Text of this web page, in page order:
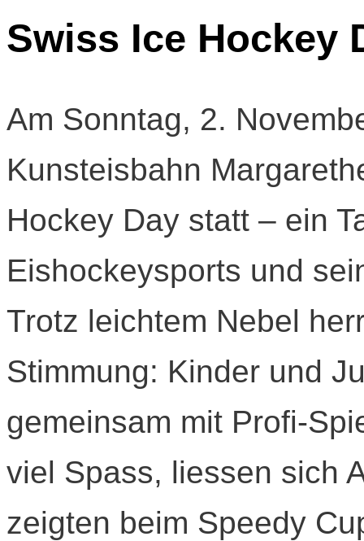
Swiss Ice Hockey
Am Sonntag, 2.
Kunsteisbahn
Hockey Day statt – ein
Eishockeysports und
Trotz leichtem Nebel
Stimmung: Kinder und
gemeinsam mit Profi-
viel Spass, liessen sich
zeigten beim Speedy